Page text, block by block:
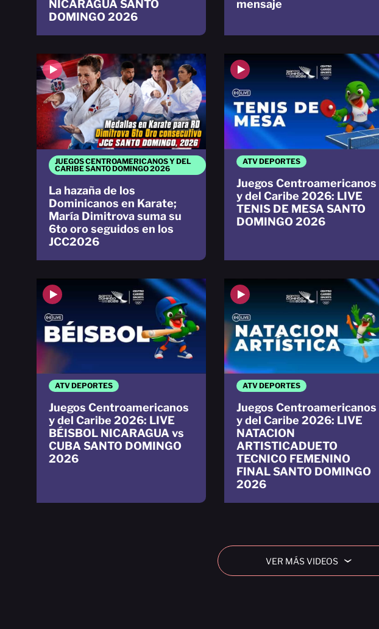
NICARAGUA SANTO
DOMINGO 2026
mensaje
JUEGOS CENTROAMERICANOS Y DEL
CARIBE SANTO DOMINGO 2026
La hazaña de los
Dominicanos en Karate;
María Dimitrova suma su
6to oro seguidos en los
JCC2026
ATV DEPORTES
Juegos Centroamericanos
y del Caribe 2026: LIVE
TENIS DE MESA SANTO
DOMINGO 2026
ATV DEPORTES
Juegos Centroamericanos
y del Caribe 2026: LIVE
BÉISBOL NICARAGUA vs
CUBA SANTO DOMINGO
2026
ATV DEPORTES
Juegos Centroamericanos
y del Caribe 2026: LIVE
NATACION
ARTISTICADUETO
TECNICO FEMENINO
FINAL SANTO DOMINGO
2026
VER MÁS VIDEOS ›